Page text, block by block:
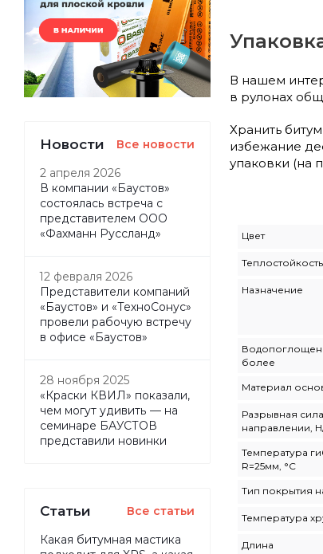
В нашем
в рулонах
Хранить
избежание
упаковки (на
Цвет
Теплостойкость
Назначение
более
Материал
Разрывная
направлении,
Температура
R=25мм, °С
Тип покрытия
Температура
Длина
Новости Все новости
2 апреля 2026
В компании «Баустов»
состоялась встреча с
представителем ООО
«Фахманн Руссланд»
12 февраля 2026
Представители компаний
«Баустов» и «ТехноСонус»
провели рабочую встречу
в офисе «Баустов»
28 ноября 2025
«Краски КВИЛ» показали,
чем могут удивить — на
семинаре БАУСТОВ
представили новинки
Статьи Все статьи
Какая битумная мастика